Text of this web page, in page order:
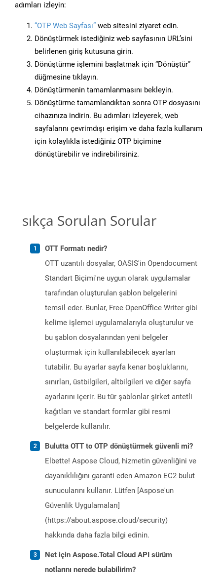
adımları izleyin:
“OTP Web Sayfası” web sitesini ziyaret edin.
Dönüştürmek istediğiniz web sayfasının URL’sini
belirlenen giriş kutusuna girin.
Dönüştürme işlemini başlatmak için “Dönüştür”
düğmesine tıklayın.
Dönüştürmenin tamamlanmasını bekleyin.
Dönüştürme tamamlandıktan sonra OTP dosyasını
cihazınıza indirin. Bu adımları izleyerek, web
sayfalarını çevrimdışı erişim ve daha fazla kullanım
için kolaylıkla istediğiniz OTP biçimine
dönüştürebilir ve indirebilirsiniz.
sıkça Sorulan Sorular
OTT Formatı nedir?
OTT uzantılı dosyalar, OASIS'in Opendocument
Standart Biçimi'ne uygun olarak uygulamalar
tarafından oluşturulan şablon belgelerini
temsil eder. Bunlar, Free OpenOffice Writer gibi
kelime işlemci uygulamalarıyla oluşturulur ve
bu şablon dosyalarından yeni belgeler
oluşturmak için kullanılabilecek ayarları
tutabilir. Bu ayarlar sayfa kenar boşluklarını,
sınırları, üstbilgileri, altbilgileri ve diğer sayfa
ayarlarını içerir. Bu tür şablonlar şirket antetli
kağıtları ve standart formlar gibi resmi
belgelerde kullanılır.
Bulutta OTT to OTP dönüştürmek güvenli mi?
Elbette! Aspose Cloud, hizmetin güvenliğini ve
dayanıklılığını garanti eden Amazon EC2 bulut
sunucularını kullanır. Lütfen [Aspose'un
Güvenlik Uygulamaları]
(https://about.aspose.cloud/security)
hakkında daha fazla bilgi edinin.
Net için Aspose.Total Cloud API sürüm
notlarını nerede bulabilirim?